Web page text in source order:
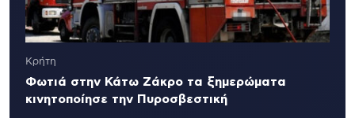
Κρήτη
Φωτιά στην Κάτω Ζάκρο τα ξημερώματα
κινητοποίησε την Πυροσβεστική